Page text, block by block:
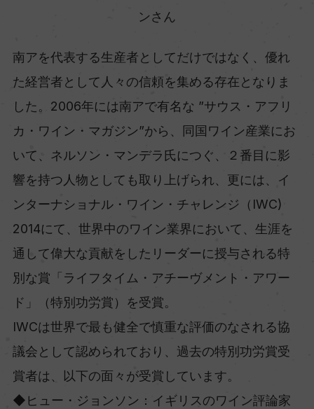
ンさん
南アを代表する生産者としてだけではなく、優れ
た経営者として人々の信頼を集める存在となりま
した。2006年には南アで有名な ”サウス・アフリ
カ・ワイン・マガジン”から、同国ワイン産業にお
いて、ネルソン・マンデラ氏につぐ、２番目に影
響を持つ人物としても取り上げられ、更には、イ
ンターナショナル・ワイン・チャレンジ（IWC)
2014にて、世界中のワイン業界において、生涯を
通して偉大な貢献をしたリーダーに授与される特
別な賞「ライフタイム・アチーヴメント・アワー
ド」（特別功労賞）を受賞。
IWCは世界で最も健全で慎重な評価のなされる協
議会として認められており、過去の特別功労賞受
賞者は、以下の面々が受賞しています。
◆ヒュー・ジョンソン：イギリスのワイン評論家